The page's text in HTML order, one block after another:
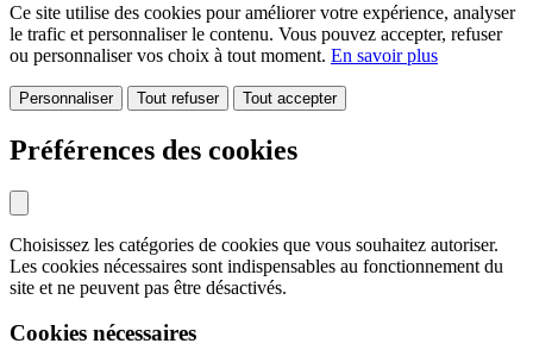
Ce site utilise des cookies pour améliorer votre expérience, analyser
le trafic et personnaliser le contenu. Vous pouvez accepter, refuser
ou personnaliser vos choix à tout moment. En savoir plus
Personnaliser Tout refuser Tout accepter
Préférences des cookies
Choisissez les catégories de cookies que vous souhaitez autoriser.
Les cookies nécessaires sont indispensables au fonctionnement du
site et ne peuvent pas être désactivés.
Cookies nécessaires